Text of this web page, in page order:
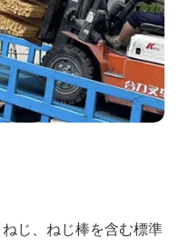
じ、ねじ棒を含む標準